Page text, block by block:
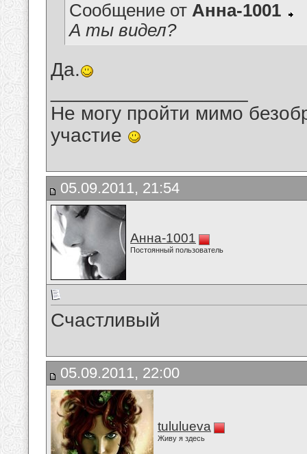
Сообщение от Анна-1001
А ты видел?
Да.
Не могу пройти мимо
участие
05.09.2011, 21:54
Анна-1001
Постоянный пользователь
Счастливый
05.09.2011, 22:00
tululueva
Живу я здесь